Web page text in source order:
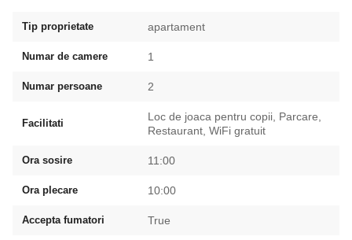
Tip proprietate apartament
Numar de camere 1
Numar persoane 2
Facilitati
Loc de joaca pentru copii, Parcare,
Restaurant, WiFi gratuit
Ora sosire 11:00
Ora plecare 10:00
Accepta fumatori True